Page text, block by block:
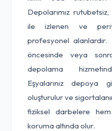
Depolarımız
ile izlenen ve
profesyonel
öncesinde veya
depolama
Eşyalarınız depoya
oluşturulur ve
fiziksel darbelere
koruma altında olur.